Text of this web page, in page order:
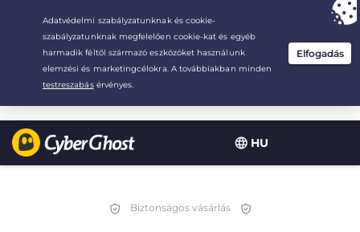
HU
Your choice:The Best Deal for 2.1666666666667-years at $
/month
Biztonságos vásárlás